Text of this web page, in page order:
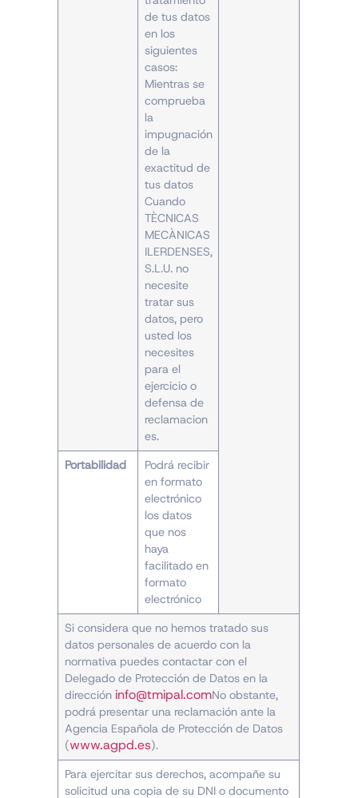
de tus datos
en los
siguientes
casos:
Mientras se
comprueba
la
impugnación
de la
exactitud de
tus datos
Cuando
TÈCNICAS
MECÀNICAS
ILERDENSES,
S.L.U. no
necesite
tratar sus
datos, pero
usted los
necesites
para el
ejercicio o
defensa de
reclamacion
es.
Portabilidad
Podrá recibir
en formato
electrónico
los datos
que nos
haya
facilitado en
formato
electrónico
Si considera que no hemos tratado sus
datos personales de acuerdo con la
normativa puedes contactar con el
Delegado de Protección de Datos en la
dirección info@tmipal.comNo obstante,
podrá presentar una reclamación ante la
Agencia Española de Protección de Datos
(www.agpd.es).
Para ejercitar sus derechos, acompañe su
solicitud una copia de su DNI o documento